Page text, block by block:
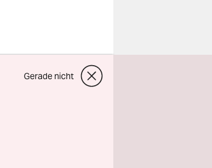
Gerade nicht